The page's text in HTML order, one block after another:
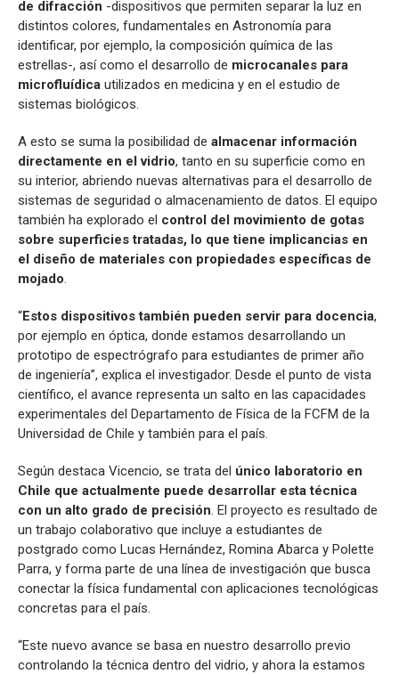
de difracción -dispositivos que permiten separar la luz en
distintos colores, fundamentales en Astronomía para
identificar, por ejemplo, la composición química de las
estrellas-, así como el desarrollo de microcanales para
microfluídica utilizados en medicina y en el estudio de
sistemas biológicos.
A esto se suma la posibilidad de almacenar información
directamente en el vidrio, tanto en su superficie como en
su interior, abriendo nuevas alternativas para el desarrollo de
sistemas de seguridad o almacenamiento de datos. El equipo
también ha explorado el control del movimiento de gotas
sobre superficies tratadas, lo que tiene implicancias en
el diseño de materiales con propiedades específicas de
mojado.
“Estos dispositivos también pueden servir para docencia,
por ejemplo en óptica, donde estamos desarrollando un
prototipo de espectrógrafo para estudiantes de primer año
de ingeniería”, explica el investigador. Desde el punto de vista
científico, el avance representa un salto en las capacidades
experimentales del Departamento de Física de la FCFM de la
Universidad de Chile y también para el país.
Según destaca Vicencio, se trata del único laboratorio en
Chile que actualmente puede desarrollar esta técnica
con un alto grado de precisión. El proyecto es resultado de
un trabajo colaborativo que incluye a estudiantes de
postgrado como Lucas Hernández, Romina Abarca y Polette
Parra, y forma parte de una línea de investigación que busca
conectar la física fundamental con aplicaciones tecnológicas
concretas para el país.
“Este nuevo avance se basa en nuestro desarrollo previo
controlando la técnica dentro del vidrio, y ahora la estamos